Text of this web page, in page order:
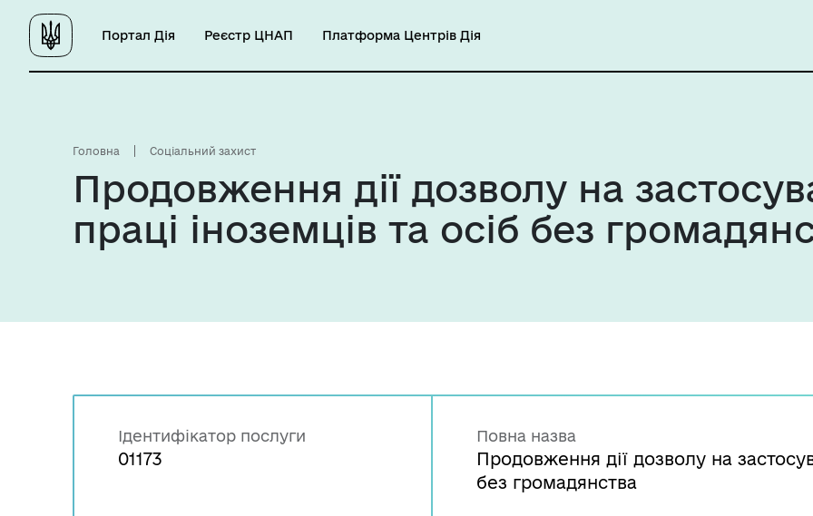
Портал Дія Реєстр ЦНАП Платформа Центрів Дія
Головна Соціальний захист
Продовження дії дозволу на
праці іноземців та осіб без
Ідентифікатор послуги
01173
Повна назва
Продовження дії дозволу на
без громадянства